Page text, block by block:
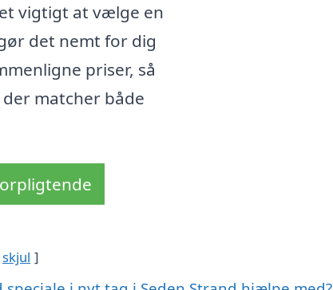
vigtigt at vælge en
det nemt for dig
priser, så
matcher både
skjul